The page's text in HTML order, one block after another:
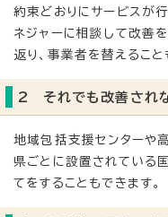
約束どおりにサービスが
ネジャーに相談して改善
返り、事業者を替えること
2 それでも改善され
地域包括支援センターや
県ごとに設置されている
てをすることもできます。